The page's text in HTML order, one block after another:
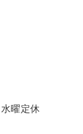
曜定休